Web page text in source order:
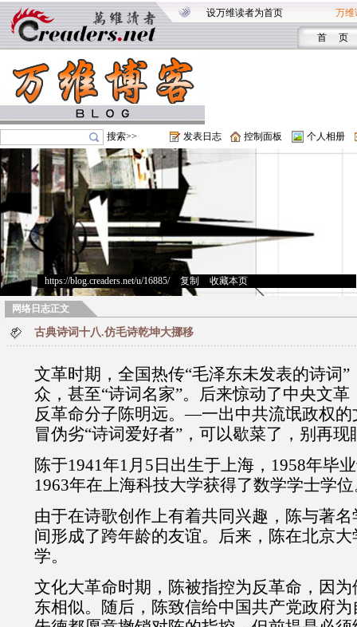
设万维读者为首页 万维
首 页
搜索>> 发表日志 控制面板 个人相册
https://blog.creaders.net/u/16885/> 复制 收藏本页
网络日志正文
古典诗词十八.仿毛诗乾坤大挪移
文革时期，全国热传“毛泽东未发表的诗词
众，甚至“诗词名家”。后来惊动了中央文
反革命分子陈明远。—一出中共流氓政权
冒伪劣“诗词爱好者”，可以歇菜了，别再现
陈于1941年1月5日出生于上海，1958年毕
1963年在上海科技大学获得了数学学士学
由于在诗歌创作上有着共同兴趣，陈与著
间形成了跨年龄的友谊。后来，陈在北京
学。
文化大革命时期，陈被指控为反革命，因
东相似。随后，陈致信给中国共产党政府